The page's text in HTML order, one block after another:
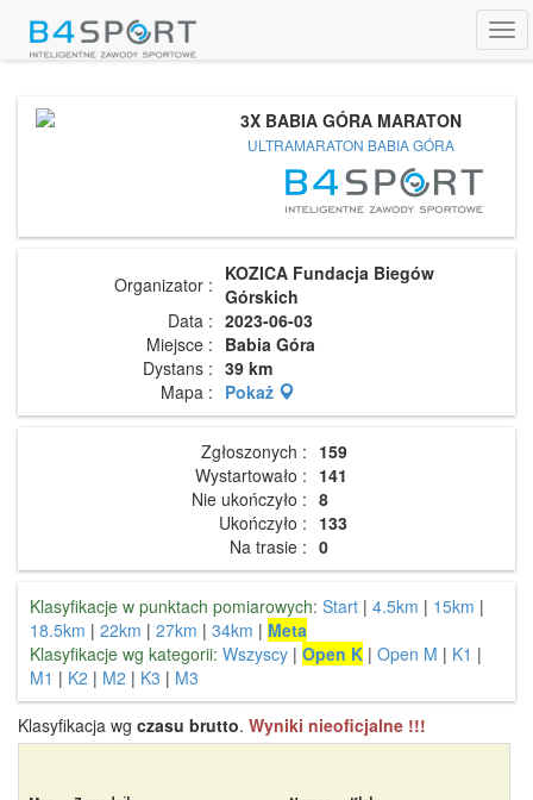
3X BABIA GÓRA MARATON
ULTRAMARATON BABIA GÓRA
Organizator : KOZICA Fundacja Biegów
Górskich
Data : 2023-06-03
Miejsce : Babia Góra
Dystans : 39 km
Mapa : Pokaż
Zgłoszonych : 159
Wystartowało : 141
Nie ukończyło : 8
Ukończyło : 133
Na trasie : 0
Klasyfikacje w punktach pomiarowych: Start | 4.5km | 15km |
18.5km | 22km | 27km | 34km | Meta
Klasyfikacje wg kategorii: Wszyscy | Open K | Open M | K1 |
M1 | K2 | M2 | K3 | M3
Klasyfikacja wg czasu brutto. Wyniki nieoficjalne !!!